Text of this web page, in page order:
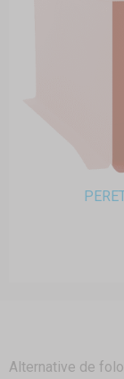
Alternative de